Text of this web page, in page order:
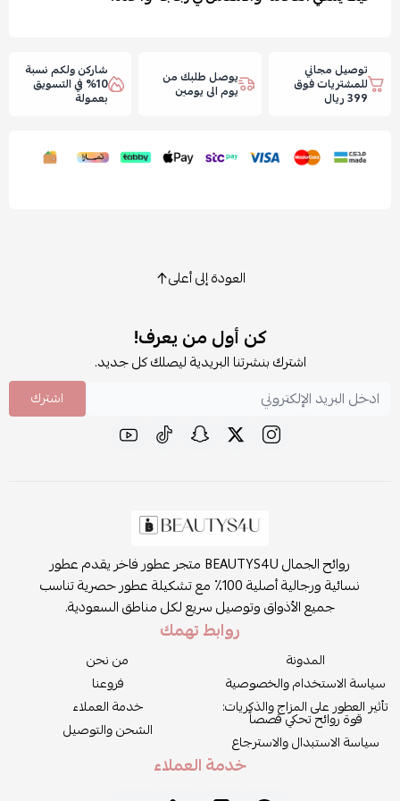
توصيل مجاني
للمشتريات فوق
399 ريال
يوصل طلبك من
يوم الى يومين
شاركن ولكم نسبة
10% في التسويق
بعمولة
العودة إلى أعلى
كن أول من يعرف!
اشترك بنشرتنا البريدية ليصلك كل جديد.
اشترك
روائح الجمال BEAUTYS4U متجر عطور فاخر يقدم عطور
نسائية ورجالية أصلية 100٪ مع تشكيلة عطور حصرية تناسب
جميع الأذواق وتوصيل سريع لكل مناطق السعودية.
روابط تهمك
المدونة
سياسة الاستخدام والخصوصية
تأثير العطور على المزاج والذكريات:
قوة روائح تحكي قصصاً
سياسة الاستبدال والاسترجاع
من نحن
فروعنا
خدمة العملاء
الشحن والتوصيل
خدمة العملاء